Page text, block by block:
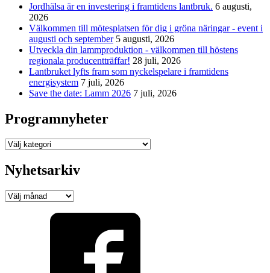
Jordhälsa är en investering i framtidens lantbruk. 6 augusti,
2026
Välkommen till mötesplatsen för dig i gröna näringar - event i
augusti och september 5 augusti, 2026
Utveckla din lammproduktion - välkommen till höstens
regionala producentträffar! 28 juli, 2026
Lantbruket lyfts fram som nyckelspelare i framtidens
energisystem 7 juli, 2026
Save the date: Lamm 2026 7 juli, 2026
Programnyheter
Programnyheter
Nyhetsarkiv
Nyhetsarkiv